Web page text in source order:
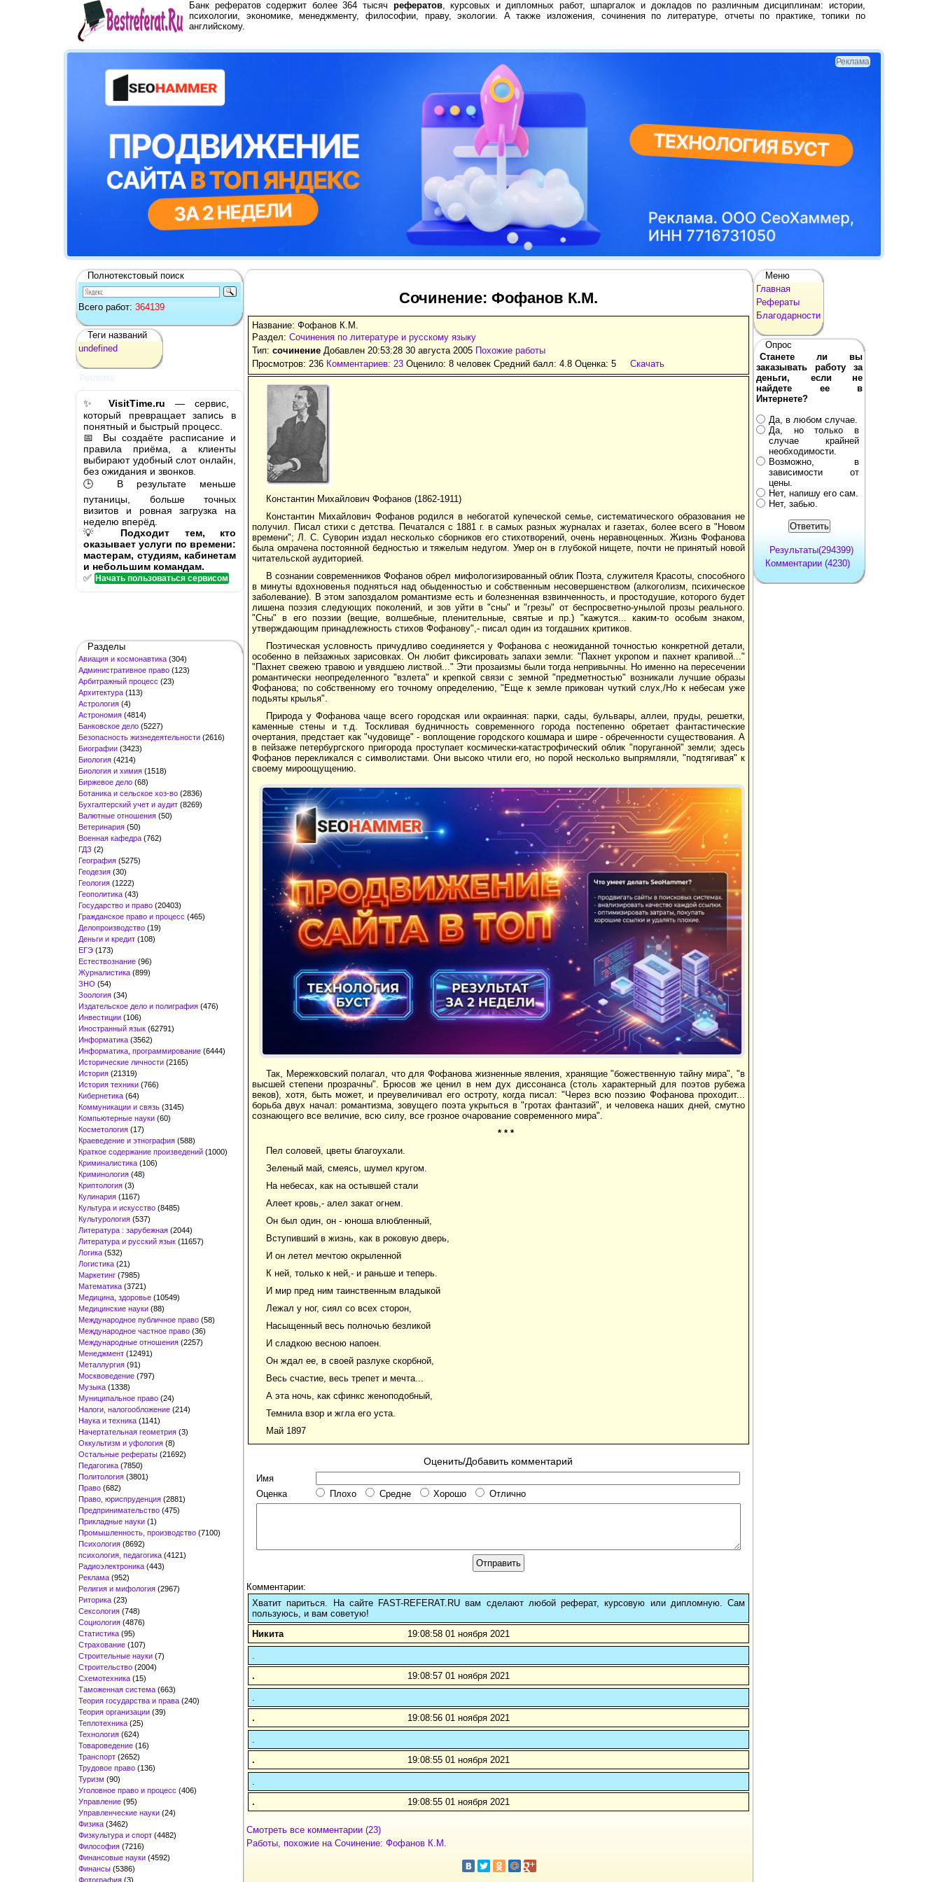
Банк рефератов содержит более 364 тысяч рефератов, курсовых и дипломных работ, шпаргалок и докладов по различным дисциплинам: истории,
психологии, экономике, менеджменту, философии, праву, экологии. А также изложения, сочинения по литературе, отчеты по практике, топики по
английскому.
Реклама
Полнотекстовый поиск
Всего работ: 364139
Теги названий
undefined
✨ VisitTime.ru — сервис,
который превращает запись в
понятный и быстрый процесс.
📅 Вы создаёте расписание и
правила приёма, а клиенты
выбирают удобный слот онлайн,
без ожидания и звонков.
🕒 В результате меньше
путаницы, больше точных
визитов и ровная загрузка на
неделю вперёд.
💡 Подходит тем, кто
оказывает услуги по времени:
мастерам, студиям, кабинетам
и небольшим командам.
✅ Начать пользоваться сервисом
Разделы
Авиация и космонавтика (304)
Административное право (123)
Арбитражный процесс (23)
Архитектура (113)
Астрология (4)
Астрономия (4814)
Банковское дело (5227)
Безопасность жизнедеятельности (2616)
Биографии (3423)
Биология (4214)
Биология и химия (1518)
Биржевое дело (68)
Ботаника и сельское хоз-во (2836)
Бухгалтерский учет и аудит (8269)
Валютные отношения (50)
Ветеринария (50)
Военная кафедра (762)
ГДЗ (2)
География (5275)
Геодезия (30)
Геология (1222)
Геополитика (43)
Государство и право (20403)
Гражданское право и процесс (465)
Делопроизводство (19)
Деньги и кредит (108)
ЕГЭ (173)
Естествознание (96)
Журналистика (899)
ЗНО (54)
Зоология (34)
Издательское дело и полиграфия (476)
Инвестиции (106)
Иностранный язык (62791)
Информатика (3562)
Информатика, программирование (6444)
Исторические личности (2165)
История (21319)
История техники (766)
Кибернетика (64)
Коммуникации и связь (3145)
Компьютерные науки (60)
Косметология (17)
Краеведение и этнография (588)
Краткое содержание произведений (1000)
Криминалистика (106)
Криминология (48)
Криптология (3)
Кулинария (1167)
Культура и искусство (8485)
Культурология (537)
Литература : зарубежная (2044)
Литература и русский язык (11657)
Логика (532)
Логистика (21)
Маркетинг (7985)
Математика (3721)
Медицина, здоровье (10549)
Медицинские науки (88)
Международное публичное право (58)
Международное частное право (36)
Международные отношения (2257)
Менеджмент (12491)
Металлургия (91)
Москвоведение (797)
Музыка (1338)
Муниципальное право (24)
Налоги, налогообложение (214)
Наука и техника (1141)
Начертательная геометрия (3)
Оккультизм и уфология (8)
Остальные рефераты (21692)
Педагогика (7850)
Политология (3801)
Право (682)
Право, юриспруденция (2881)
Предпринимательство (475)
Прикладные науки (1)
Промышленность, производство (7100)
Психология (8692)
психология, педагогика (4121)
Радиоэлектроника (443)
Реклама (952)
Религия и мифология (2967)
Риторика (23)
Сексология (748)
Социология (4876)
Статистика (95)
Страхование (107)
Строительные науки (7)
Строительство (2004)
Схемотехника (15)
Таможенная система (663)
Теория государства и права (240)
Теория организации (39)
Теплотехника (25)
Технология (624)
Товароведение (16)
Транспорт (2652)
Трудовое право (136)
Туризм (90)
Уголовное право и процесс (406)
Управление (95)
Управленческие науки (24)
Физика (3462)
Физкультура и спорт (4482)
Философия (7216)
Финансовые науки (4592)
Финансы (5386)
Фотография (3)
Сочинение: Фофанов К.М.
Название: Фофанов К.М.
Раздел: Сочинения по литературе и русскому языку
Тип: сочинение Добавлен 20:53:28 30 августа 2005 Похожие работы
Просмотров: 236 Комментариев: 23 Оценило: 8 человек Средний балл: 4.8 Оценка: 5 Скачать
Константин Михайлович Фофанов (1862-1911)
Константин Михайлович Фофанов родился в небогатой купеческой семье, систематического образования не
получил. Писал стихи с детства. Печатался с 1881 г. в самых разных журналах и газетах, более всего в "Новом
времени"; Л. С. Суворин издал несколько сборников его стихотворений, очень неравноценных. Жизнь Фофанова
была омрачена постоянной бедностью и тяжелым недугом. Умер он в глубокой нищете, почти не принятый новой
читательской аудиторией.
В сознании современников Фофанов обрел мифологизированный облик Поэта, служителя Красоты, способного
в минуты вдохновенья подняться над обыденностью и собственным несовершенством (алкоголизм, психическое
заболевание). В этом запоздалом романтизме есть и болезненная взвинченность, и простодушие, которого будет
лишена поэзия следующих поколений, и зов уйти в "сны" и "грезы" от беспросветно-унылой прозы реального.
"Сны" в его поэзии (вещие, волшебные, пленительные, святые и пр.) "кажутся... каким-то особым знаком,
утверждающим принадлежность стихов Фофанову",- писал один из тогдашних критиков.
Поэтическая условность причудливо соединяется у Фофанова с неожиданной точностью конкретной детали,
особенно в пейзажных зарисовках. Он любит фиксировать запахи земли: "Пахнет укропом и пахнет крапивой..."
"Пахнет свежею травою и увядшею листвой..." Эти прозаизмы были тогда непривычны. Но именно на пересечении
романтически неопределенного "взлета" и крепкой связи с земной "предметностью" возникали лучшие образы
Фофанова; по собственному его точному определению, "Еще к земле прикован чуткий слух,/Но к небесам уже
подьяты крылья".
Природа у Фофанова чаще всего городская или окраинная: парки, сады, бульвары, аллеи, пруды, решетки,
каменные стены и т.д. Тоскливая будничность современного города постепенно обретает фантастические
очертания, предстает как "чудовище" - воплощение городского кошмара и шире - обреченности существования. А
в пейзаже петербургского пригорода проступает космически-катастрофический облик "поруганной" земли; здесь
Фофанов перекликался с символистами. Они высоко чтили его, но порой несколько выпрямляли, "подтягивая" к
своему мироощущению.
Реклама
Так, Мережковский полагал, что для Фофанова жизненные явления, хранящие "божественную тайну мира", "в
высшей степени прозрачны". Брюсов же ценил в нем дух диссонанса (столь характерный для поэтов рубежа
веков), хотя, быть может, и преувеличивал его остроту, когда писал: "Через всю поэзию Фофанова проходит...
борьба двух начал: романтизма, зовущего поэта укрыться в "гротах фантазий", и человека наших дней, смутно
сознающего все величие, всю силу, все грозное очарование современного мира".
* * *
Пел соловей, цветы благоухали.
Зеленый май, смеясь, шумел кругом.
На небесах, как на остывшей стали
Алеет кровь,- алел закат огнем.
Он был один, он - юноша влюбленный,
Вступивший в жизнь, как в роковую дверь,
И он летел мечтою окрыленной
К ней, только к ней,- и раньше и теперь.
И мир пред ним таинственным владыкой
Лежал у ног, сиял со всех сторон,
Насыщенный весь полночью безликой
И сладкою весною напоен.
Он ждал ее, в своей разлуке скорбной,
Весь счастие, весь трепет и мечта...
А эта ночь, как сфинкс женоподобный,
Темнила взор и жгла его уста.
Май 1897
Оценить/Добавить комментарий
Имя
Оценка
Плохо Средне Хорошо Отлично
Комментарии:
Хватит париться. На сайте FAST-REFERAT.RU вам сделают любой реферат, курсовую или дипломную. Сам
пользуюсь, и вам советую!
Никита
19:08:58 01 ноября 2021
.
.
19:08:57 01 ноября 2021
.
.
19:08:56 01 ноября 2021
.
.
19:08:55 01 ноября 2021
.
.
19:08:55 01 ноября 2021
Смотреть все комментарии (23)
Работы, похожие на Сочинение: Фофанов К.М.
Меню
Главная
Рефераты
Благодарности
Опрос
Станете ли вы
заказывать работу за
деньги, если не
найдете ее в
Интернете?
Да, в любом случае.
Да, но только в
случае крайней
необходимости.
Возможно, в
зависимости от
цены.
Нет, напишу его сам.
Нет, забью.
Результаты(294399)
Комментарии (4230)